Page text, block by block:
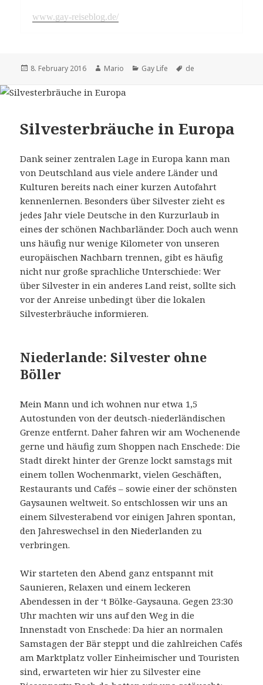
www.gay-reiseblog.de/
Posted
8. February 2016 Author
Mario Categories
Gay Life Tags
de
Silvesterbräuche in Europa
Dank seiner zentralen Lage in Europa kann man
von Deutschland aus viele andere Länder und
Kulturen bereits nach einer kurzen Autofahrt
kennenlernen. Besonders über Silvester zieht es
jedes Jahr viele Deutsche in den Kurzurlaub in
eines der schönen Nachbarländer. Doch auch wenn
uns häufig nur wenige Kilometer von unseren
europäischen Nachbarn trennen, gibt es häufig
nicht nur große sprachliche Unterschiede: Wer
über Silvester in ein anderes Land reist, sollte sich
vor der Anreise unbedingt über die lokalen
Silvesterbräuche informieren.
Niederlande: Silvester ohne
Böller
Mein Mann und ich wohnen nur etwa 1,5
Autostunden von der deutsch-niederländischen
Grenze entfernt. Daher fahren wir am Wochenende
gerne und häufig zum Shoppen nach Enschede: Die
Stadt direkt hinter der Grenze lockt samstags mit
einem tollen Wochenmarkt, vielen Geschäften,
Restaurants und Cafés – sowie einer der schönsten
Gaysaunen weltweit. So entschlossen wir uns an
einem Silvesterabend vor einigen Jahren spontan,
den Jahreswechsel in den Niederlanden zu
verbringen.
Wir starteten den Abend ganz entspannt mit
Saunieren, Relaxen und einem leckeren
Abendessen in der ‘t Bölke-Gaysauna. Gegen 23:30
Uhr machten wir uns auf den Weg in die
Innenstadt von Enschede: Da hier an normalen
Samstagen der Bär steppt und die zahlreichen Cafés
am Marktplatz voller Einheimischer und Touristen
sind, erwarteten wir hier zu Silvester eine